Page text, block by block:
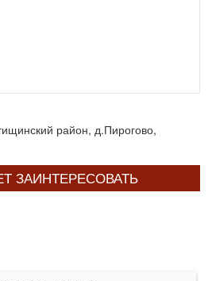
район, д.Пирогово,
ЗАИНТЕРЕСОВАТЬ